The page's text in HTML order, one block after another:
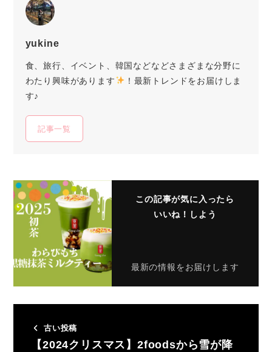
yukine
食、旅行、イベント、韓国などなどさまざまな分野に
わたり興味があります
！最新トレンドをお届けしま
す♪
記事一覧
この記事が気に入ったら
いいね！しよう
最新の情報をお届けします
古い投稿
【2024クリスマス】2foodsから雪が降